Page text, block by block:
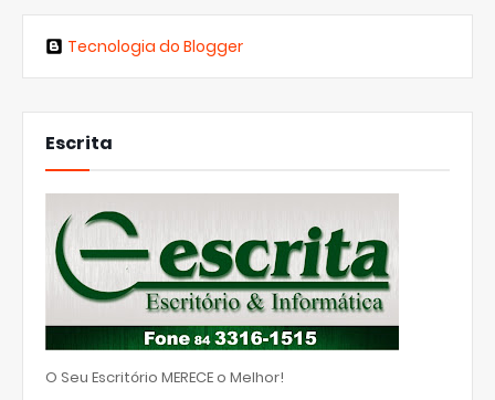
Tecnologia do Blogger
Escrita
O Seu Escritório MERECE o Melhor!